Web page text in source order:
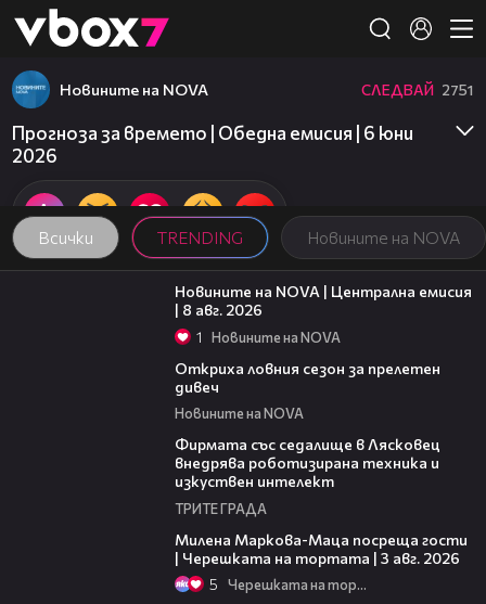
👾
Всички TRENDING Новините на NOVA
Новините на NOVA СЛЕДВАЙ 2751
Прогноза за времето | Обедна емисия | 6 юни
2026
29:15
Новините на NOVA | Централна емисия
| 8 авг. 2026
1 Новините на NOVA
Откриха ловния сезон за прелетен
дивеч
Новините на NOVA
Фирмата със седалище в Лясковец
внедрява роботизирана техника и
изкуствен интелект
ТРИТЕ ГРАДА
Милена Маркова-Маца посреща гости
| Черешката на тортата | 3 авг. 2026
5 Черешката на тортата